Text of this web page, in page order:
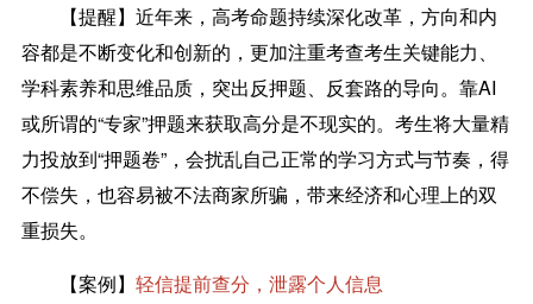
【提醒】 近年来，高考命题持续深化改革，方向和内
容都是不断变化和创新的，更加注重考查考生关键能力、
学科素养和思维品质，突出反押题、反套路的导向。靠AI
或所谓的“专家”押题来获取高分是不现实的。考生将大量精
力投放到“押题卷”，会扰乱自己正常的学习方式与节奏，得
不偿失，也容易被不法商家所骗，带来经济和心理上的双
重损失。
【案例】 轻信提前查分，泄露个人信息